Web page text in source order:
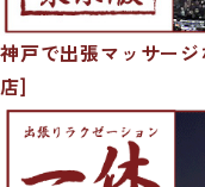
神戸で出張マッサー
店]